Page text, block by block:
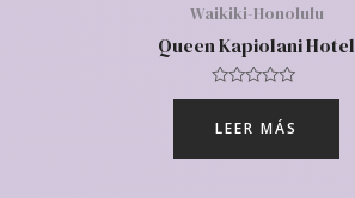
Waikiki-Honolulu
Queen Kapiolani Hotel
Valorado
0
5
LEER MÁS